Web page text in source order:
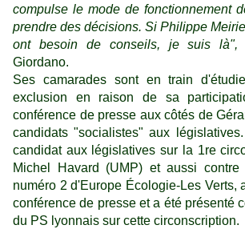
compulse le mode de fonctionnement
prendre des décisions. Si Philippe
ont besoin de conseils, je suis là",
Giordano.
Ses camarades sont en train
exclusion en raison de sa
conférence de presse aux côtés de
candidats "socialistes" aux
candidat aux législatives sur la 1re
Michel Havard (UMP) et aussi contre
numéro 2 d'Europe Écologie-Les Verts,
conférence de presse et a été présenté
du PS lyonnais sur cette circonscription.